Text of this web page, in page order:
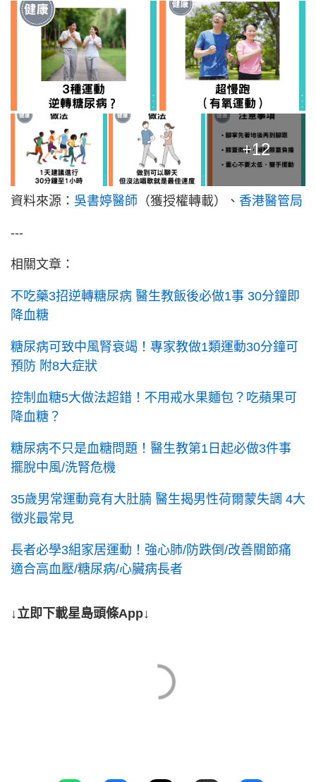
+12
資料來源： 吳書婷醫師 （獲授權轉載）、 香港醫管局
---
相關文章：
不吃藥3招逆轉糖尿病 醫生教飯後必做1事 30分鐘即
降血糖
糖尿病可致中風腎衰竭！專家教做1類運動30分鐘可
預防 附8大症狀
控制血糖5大做法超錯！不用戒水果麵包？吃蘋果可
降血糖？
糖尿病不只是血糖問題！醫生教第1日起必做3件事
擺脫中風/洗腎危機
35歲男常運動竟有大肚腩 醫生揭男性荷爾蒙失調 4大
徵兆最常見
長者必學3組家居運動！強心肺/防跌倒/改善關節痛
適合高血壓/糖尿病/心臟病長者
↓立即下載星島頭條App↓